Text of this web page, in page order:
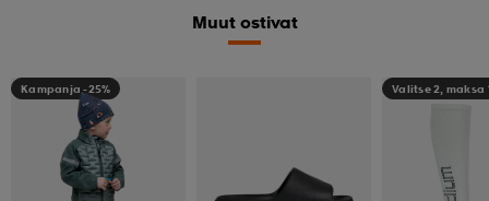
Muut ostivat
Kampanja -25% Valitse 2, maksa